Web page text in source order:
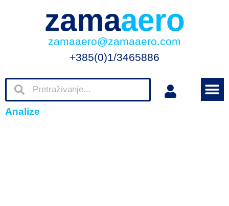
zamaaero
zamaaero@zamaaero.com
+385(0)1/3465886
Analize